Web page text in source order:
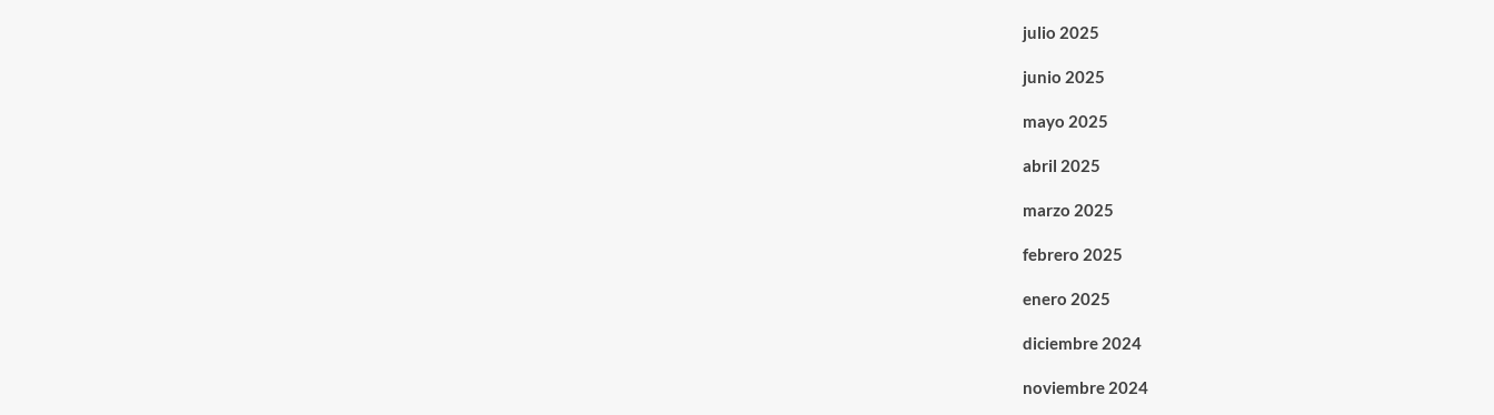
julio 2025
junio 2025
mayo 2025
abril 2025
marzo 2025
febrero 2025
enero 2025
diciembre 2024
noviembre 2024